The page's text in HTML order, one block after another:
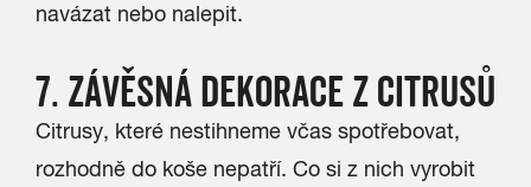
navázat nebo nalepit.
7. ZÁVĚSNÁ DEKORACE Z CITRUSŮ
Citrusy, které nestihneme včas spotřebovat,
rozhodně do koše nepatří. Co si z nich vyrobit